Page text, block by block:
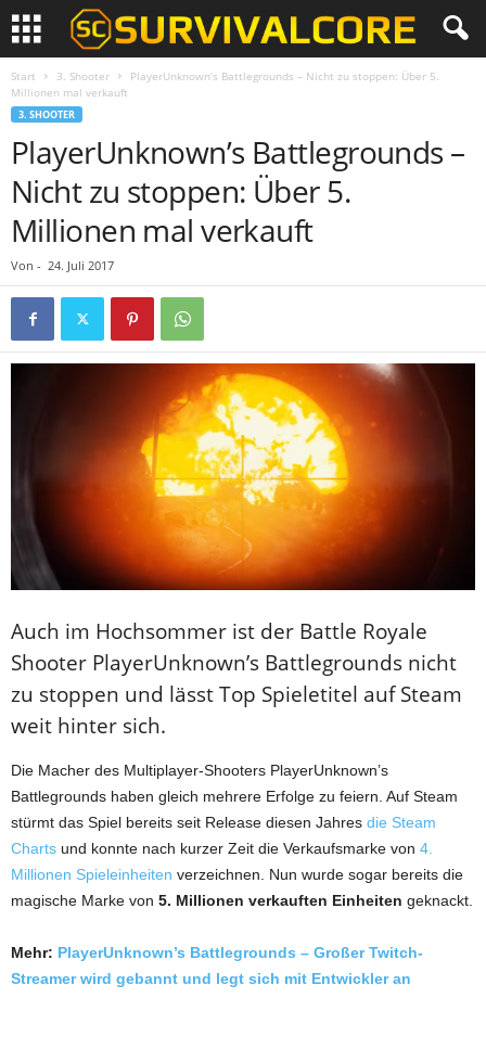
Start 3. Shooter
PlayerUnknown’s Battlegrounds – Nicht zu stoppen: Über 5.
Millionen mal verkauft
3. SHOOTER
PlayerUnknown’s Battlegrounds –
Nicht zu stoppen: Über 5.
Millionen mal verkauft
Von - 24. Juli 2017
Auch im Hochsommer ist der Battle Royale
Shooter PlayerUnknown’s Battlegrounds nicht
zu stoppen und lässt Top Spieletitel auf Steam
weit hinter sich.
Die Macher des Multiplayer-Shooters PlayerUnknown’s
Battlegrounds haben gleich mehrere Erfolge zu feiern. Auf Steam
stürmt das Spiel bereits seit Release diesen Jahres die Steam
Charts und konnte nach kurzer Zeit die Verkaufsmarke von 4.
Millionen Spieleinheiten verzeichnen. Nun wurde sogar bereits die
magische Marke von 5. Millionen verkauften Einheiten geknackt.
Mehr: PlayerUnknown’s Battlegrounds – Großer Twitch-
Streamer wird gebannt und legt sich mit Entwickler an